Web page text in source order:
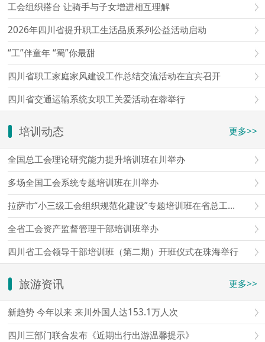
工会组织搭台 让骑手与子女增进相互理解
2026年四川省提升职工生活品质系列公益活动启动
“工”伴童年 “蜀”你最甜
四川省职工家庭家风建设工作总结交流活动在宜宾召开
四川省交通运输系统女职工关爱活动在蓉举行
培训动态 更多>>
全国总工会理论研究能力提升培训班在川举办
多场全国工会系统专题培训班在川举办
拉萨市“小三级工会组织规范化建设”专题培训班在省总工会成都工人疗养院举办
全省工会资产监督管理干部培训班举办
四川省工会领导干部培训班（第二期）开班仪式在珠海举行
旅游资讯 更多>>
新趋势 今年以来 来川外国人达153.1万人次
四川三部门联合发布《近期出行出游温馨提示》